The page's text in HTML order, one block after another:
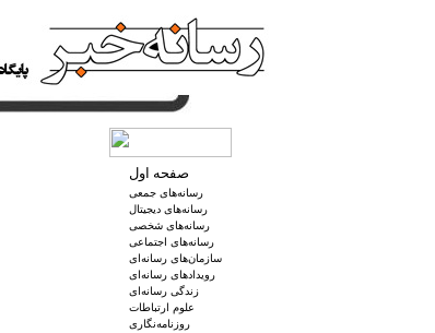
صفحه اول
رسانه‌های جمعی
رسانه‌های دیجیتال
رسانه‌های شخصی
رسانه‌های اجتماعی
سازمان‌های رسانه‌ای
رویدادهای رسانه‌ای
زندگی رسانه‌ای
علوم ارتباطات
روزنامه‌نگاری